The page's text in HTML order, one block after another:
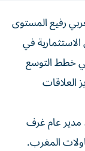
رفيع المستوى
في
خطط التوسع
العلاقات
عام غرف
المغرب.